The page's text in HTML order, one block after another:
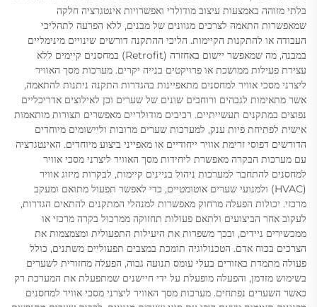
בלתי מזוהה באמצעות עיצוב מודולרי ואפשרויות אינטגרציה חלקה
שמאפשרות התאמה לצרכים מגוונים של מבנים, ללא הפרעה לתהליכי
העבודה או להתקנות הקיימות. הליכי ההתקנה דורשים שינויים מינימליים
במבנה, מה שמאפשר יישום באחזרה (Retrofit) במחסנים קיימים ללא
עצירת פעילות ממושכת או פרויקטים בנייה יקרים. מערכות מסך האוויר
ליצרני מסכי אוויר למחסנים מתאפיינות בהגדרות התקנה ניתנות להתאמה,
אשר מתאימות לגבהים ורוחבים שונים של שערים וכן לאילוצים אדריכליים
נפוצים במתקנים תעשייתיים. רכיבים מודולריים מאפשרים תצורות מותאמות
אישית לפתיחת פיות ענק, למערכות שערים מרובות וליישומים מיוחדים
הדורשים דפוסי זרימת אוויר ייחודיים או מאפייני ביצוע מיוחדים. האינטגרציה
עם מערכות הבקרה מאפשרת ליחידות מסך האוויר ליצרני מסכי אוויר
למחסנים להתחבר למערכות ניהול בניינים קיימות, לבקרות מיזוג אוויר
(HVAC) ולמנועי שערים אוטומטיים, כדי לאפשר תפעול מתואם ומעקב
מרכזי. יכולות הפעלה מרחוק מאפשרות למנהלי המתקנים להתאים הגדרות,
לעקוב אחר הביצועים ולתאם פעולות תחזוקה ממרכול בקרה מרכזי או
ממכשירים ניידים, ובכך משפרות את היעילות התפעולית ומצמצמות את
הצרכים בכוח אדם. הטכנולוגיה תומכת במצבים תפעוליים משתנים, כולל
פעולה מתמדת באזורים בעלי עומס תנועה גבוה, הפעלה מחזורית לשערים
בשימוש מזדמן, והפעלה מופעלת על ידי חיישנים שמתפעלת את המערכת רק
כאשר השערים נפתחים. מערכות מסך האוויר ליצרני מסכי אוויר למחסנים